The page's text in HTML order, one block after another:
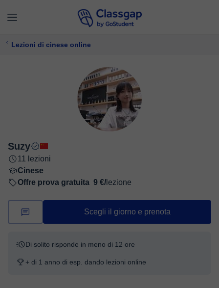
Lezioni di cinese online
Suzy
11 lezioni
Cinese
Offre prova gratuita 9 €/ lezione
Scegli il giorno e prenota
Di solito risponde in meno di 12 ore
+ di 1 anno di esp. dando lezioni online